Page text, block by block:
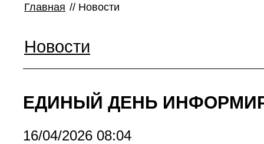
Главная // Новости
Новости
ЕДИНЫЙ ДЕНЬ
16/04/2026 08:04